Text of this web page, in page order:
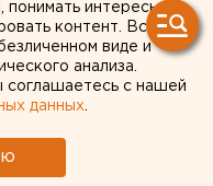
одной
понимать интересы
контент. Вся
виде и
анализа.
соглашаетесь с нашей
данных